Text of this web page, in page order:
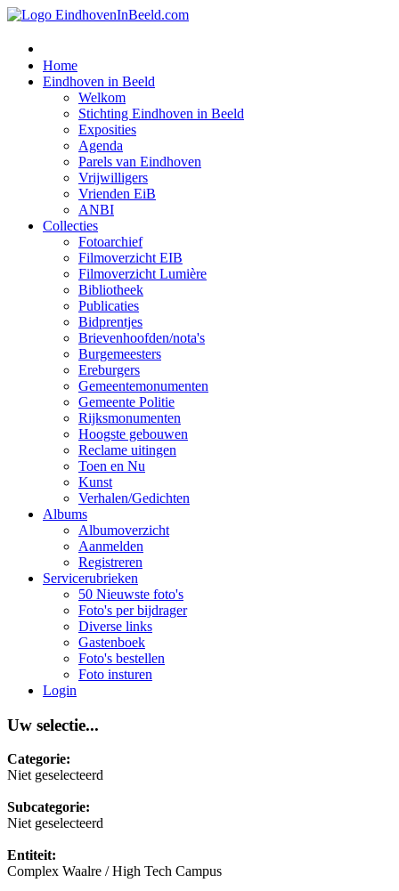
Home
Eindhoven in Beeld
Welkom
Stichting Eindhoven in Beeld
Exposities
Agenda
Parels van Eindhoven
Vrijwilligers
Vrienden EiB
ANBI
Collecties
Fotoarchief
Filmoverzicht EIB
Filmoverzicht Lumière
Bibliotheek
Publicaties
Bidprentjes
Brievenhoofden/nota's
Burgemeesters
Ereburgers
Gemeentemonumenten
Gemeente Politie
Rijksmonumenten
Hoogste gebouwen
Reclame uitingen
Toen en Nu
Kunst
Verhalen/Gedichten
Albums
Albumoverzicht
Aanmelden
Registreren
Servicerubrieken
50 Nieuwste foto's
Foto's per bijdrager
Diverse links
Gastenboek
Foto's bestellen
Foto insturen
Login
Uw selectie...
Categorie:
Niet geselecteerd
Subcategorie:
Niet geselecteerd
Entiteit:
Complex Waalre / High Tech Campus